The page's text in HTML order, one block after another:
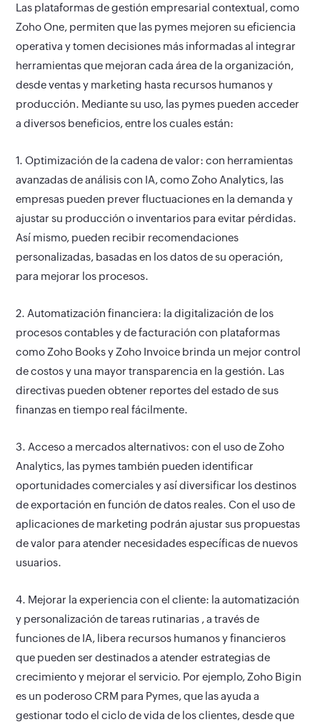
Las plataformas de gestión empresarial contextual, como
Zoho One, permiten que las pymes mejoren su eficiencia
operativa y tomen decisiones más informadas al integrar
herramientas que mejoran cada área de la organización,
desde ventas y marketing hasta recursos humanos y
producción. Mediante su uso, las pymes pueden acceder
a diversos beneficios, entre los cuales están:
1. Optimización de la cadena de valor:con herramientas
avanzadas de análisis con IA, como Zoho Analytics, las
empresas pueden prever fluctuaciones en la demanda y
ajustar su producción o inventarios para evitar pérdidas.
Así mismo, pueden recibir recomendaciones
personalizadas, basadas en los datos de su operación,
para mejorar los procesos.
2. Automatización financiera: la digitalización de los
procesos contables y de facturación con plataformas
como Zoho Books y Zoho Invoice brinda un mejor control
de costos y una mayor transparencia en la gestión. Las
directivas pueden obtener reportes del estado de sus
finanzas en tiempo real fácilmente.
3. Acceso a mercados alternativos: con el uso de Zoho
Analytics, las pymes también pueden identificar
oportunidades comerciales y así diversificar los destinos
de exportación en función de datos reales. Con el uso de
aplicaciones de marketing podrán ajustar sus propuestas
de valor para atender necesidades específicas de nuevos
usuarios.
4. Mejorar la experiencia con el cliente: la automatización
y personalización de tareas rutinarias , a través de
funciones de IA, libera recursos humanos y financieros
que pueden ser destinados a atender estrategias de
crecimiento y mejorar el servicio. Por ejemplo, Zoho Bigin
es un poderoso CRM para Pymes, que las ayuda a
gestionar todo el ciclo de vida de los clientes, desde que